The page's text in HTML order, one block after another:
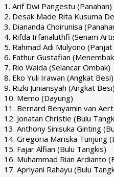
1. Arif Dwi Pangestu (Panahan)
2. Desak Made Rita Kusuma
3. Diananda Choirunisa
4. Rifda Irfanaluthfi (Senam
5. Rahmad Adi Mulyono
6. Fathur Gustafian
7. Rio Waida (Selancar Ombak)
8. Eko Yuli Irawan (Angkat Besi)
9. Rizki Juniansyah (Angkat Besi)
10. Memo (Dayung)
11. Bernard Benyamin van
12. Jonatan Christie (Bulu
13. Anthony Sinisuka Ginting
14. Gregoria Mariska Tunjung
15. Fajar Alfian (Bulu Tangkis)
16. Muhammad Rian Ardianto
17. Apriyani Rahayu (Bulu